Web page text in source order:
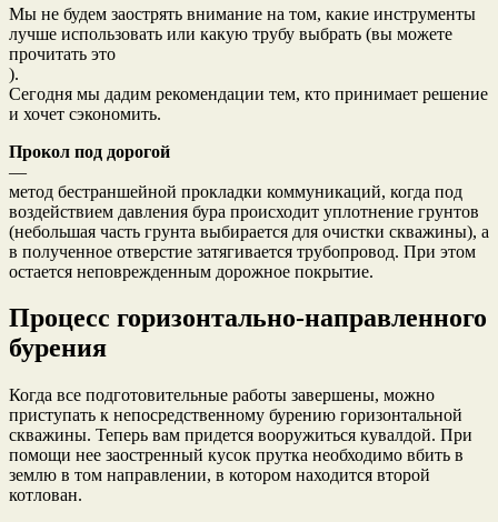
Мы не будем заострять внимание на том, какие инструменты
лучше использовать или какую трубу выбрать (вы можете
прочитать это
).
Сегодня мы дадим рекомендации тем, кто принимает решение
и хочет сэкономить.
Прокол под дорогой
—
метод бестраншейной прокладки коммуникаций, когда под
воздействием давления бура происходит уплотнение грунтов
(небольшая часть грунта выбирается для очистки скважины), а
в полученное отверстие затягивается трубопровод. При этом
остается неповрежденным дорожное покрытие.
Процесс горизонтально-направленного
бурения
Когда все подготовительные работы завершены, можно
приступать к непосредственному бурению горизонтальной
скважины. Теперь вам придется вооружиться кувалдой. При
помощи нее заостренный кусок прутка необходимо вбить в
землю в том направлении, в котором находится второй
котлован.